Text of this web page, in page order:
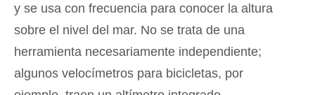
y se usa con frecuencia para conocer la altura
sobre el nivel del mar. No se trata de una
herramienta necesariamente independiente;
algunos velocímetros para bicicletas, por